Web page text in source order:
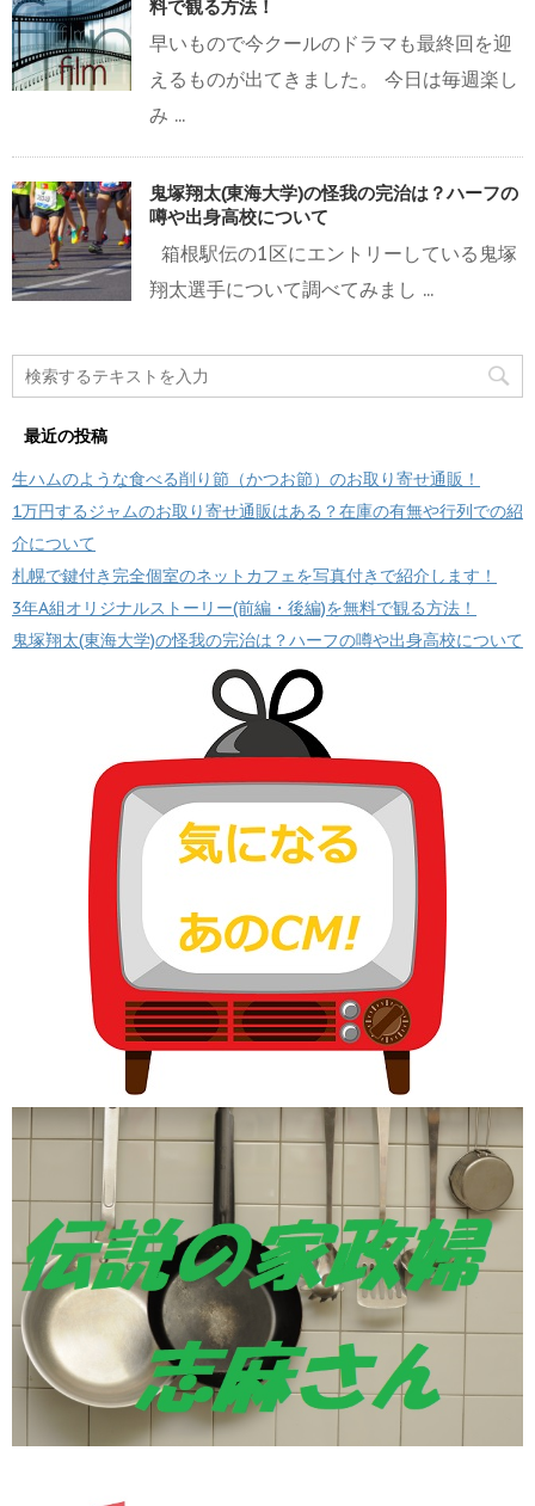
料で観る方法！
早いもので今クールのドラマも最終回を迎
えるものが出てきました。 今日は毎週楽し
み ...
鬼塚翔太(東海大学)の怪我の完治は？ハーフの
噂や出身高校について
箱根駅伝の1区にエントリーしている鬼塚
翔太選手について調べてみまし ...
最近の投稿
生ハムのような食べる削り節（かつお節）のお取り寄せ通販！
1万円するジャムのお取り寄せ通販はある？在庫の有無や行列での紹
介について
札幌で鍵付き完全個室のネットカフェを写真付きで紹介します！
3年A組オリジナルストーリー(前編・後編)を無料で観る方法！
鬼塚翔太(東海大学)の怪我の完治は？ハーフの噂や出身高校について